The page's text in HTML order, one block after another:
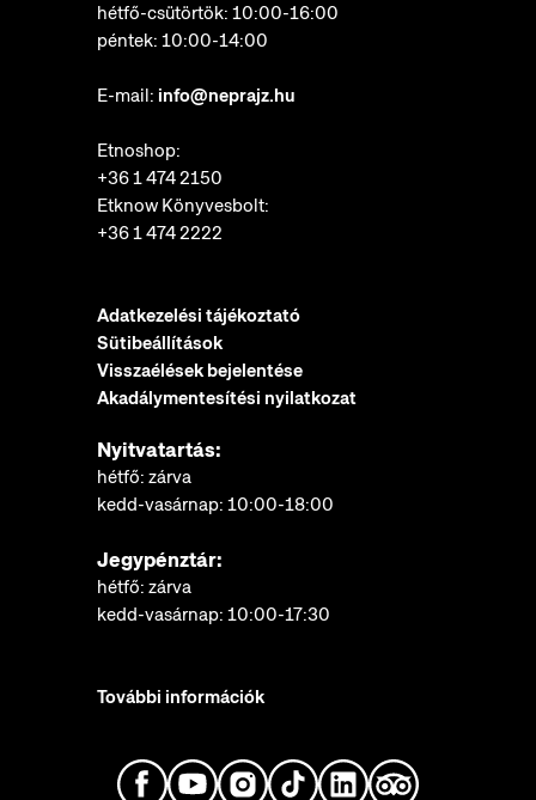
hétfő-csütörtök: 10:00-16:00
péntek: 10:00-14:00
E-mail: info@neprajz.hu
Etnoshop:
+36 1 474 2150
Etknow Könyvesbolt:
+36 1 474 2222
Adatkezelési tájékoztató
Sütibeállítások
Visszaélések bejelentése
Akadálymentesítési nyilatkozat
Nyitvatartás:
hétfő: zárva
kedd-vasárnap: 10:00-18:00
Jegypénztár:
hétfő: zárva
kedd-vasárnap: 10:00-17:30
További információk